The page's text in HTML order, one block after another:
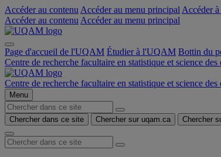
Accéder au contenu Accéder au menu principal Accéder
Accéder au contenu Accéder au menu principal
Page d'accueil de l'UQAM Étudier à l'UQAM Bottin du
Centre de recherche facultaire en statistique et science
Centre de recherche facultaire en statistique et science
Menu
Chercher dans ce site Chercher sur uqam.ca Chercher